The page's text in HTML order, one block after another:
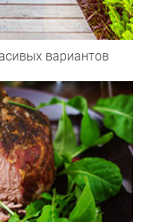
вариантов